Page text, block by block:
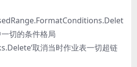
切的条件格局
取消当时作业表一切超链